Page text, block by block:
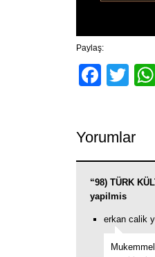
Paylaş:
Yorumlar
“98) TÜRK
yapilmis
erkan calik